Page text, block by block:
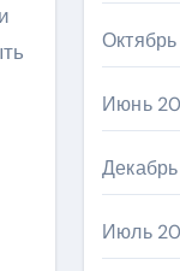
Июнь
Июль